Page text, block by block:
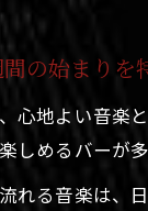
の始まりを
心地よい音楽
しめるバーが
れる音楽は、